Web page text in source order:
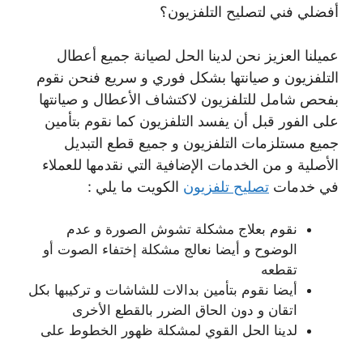
أفضلي فني لتصليح التلفزيون؟
عميلنا العزيز نحن لدينا الحل لصيانة جميع أعطال
التلفزيون و صيانتها بشكل فوري و سريع فنحن نقوم
بفحص شامل للتلفزيون لاكتشاف الأعطال و صيانتها
على الفور قبل أن يفسد التلفزيون كما نقوم بتأمين
جميع مستلزمات التلفزيون و جميع قطع التبديل
الأصلية و من الخدمات الإضافية التي نقدمها للعملاء
في خدمات تصليح تلفزيون الكويت ما يلي :
نقوم بعلاج مشكلة تشوش الصورة و عدم
الوضوح و أيضا نعالج مشكلة إختفاء الصوت أو
تقطعه
أيضا نقوم بتأمين بدالات للشاشات و تركيبها بكل
اتقان و دون الحاق الضرر بالقطع الأخرى
لدينا الحل القوي لمشكلة ظهور الخطوط على